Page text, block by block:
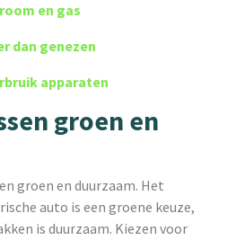
en gas
dan genezen
apparaten
groen en
groen en duurzaam. Het
auto is een groene keuze,
is duurzaam. Kiezen voor